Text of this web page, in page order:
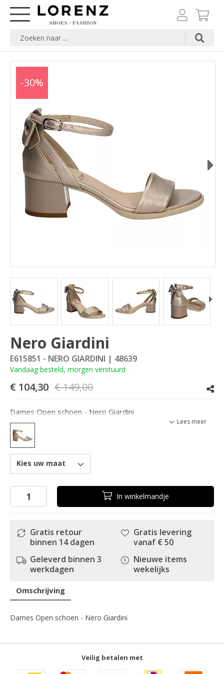
-30%
Nero Giardini
E615851 - NERO GIARDINI | 48639
Vandaag besteld, morgen verstuurd
€ 149,00
€ 104,30
Dames Open schoen - Nero Giardini
Lees meer
Kies uw maat
In winkelmandje
Gratis retour
binnen 14 dagen
Geleverd binnen 3
werkdagen
Gratis levering
vanaf € 50
Nieuwe items
wekelijks
Omschrijving
Dames Open schoen - Nero Giardini
Veilig betalen met